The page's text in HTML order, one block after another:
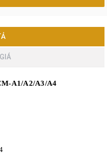
A1/A2/A3/A4
A4